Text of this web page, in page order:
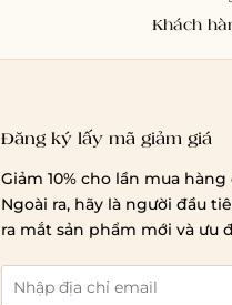
Khách
Đăng ký lấy mã giảm giá
Giảm 10% cho lần mua
Ngoài ra, hãy là người đầu
ra mắt sản phẩm mới và ưu